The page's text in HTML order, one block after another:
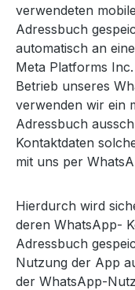
verwendeten
Adressbuch
automatisch an
Meta Platforms
Betrieb unseres
verwenden wir ein
Adressbuch
Kontaktdaten
mit uns per
Hierdurch wird
deren WhatsApp-
Adressbuch
Nutzung der App
der WhatsApp-